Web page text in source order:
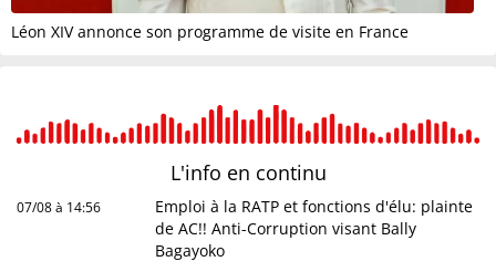
Léon XIV annonce son programme de visite en France
L'info en continu
07/08 à 14:56
Emploi à la RATP et fonctions d'élu: plainte
de AC!! Anti-Corruption visant Bally
Bagayoko